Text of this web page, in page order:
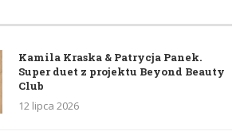
Kamila Kraska & Patrycja Panek.
Super duet z projektu Beyond Beauty
Club
12 lipca 2026